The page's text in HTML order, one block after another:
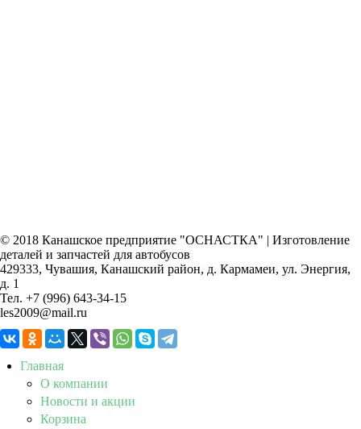
© 2018 Канашское предприятие "ОСНАСТКА" | Изготовление
деталей и запчастей для автобусов
429333, Чувашия, Канашский район, д. Кармамеи, ул. Энергия,
д. 1
Тел. +7 (996) 643-34-15
les2009@mail.ru
Главная
О компании
Новости и акции
Корзина